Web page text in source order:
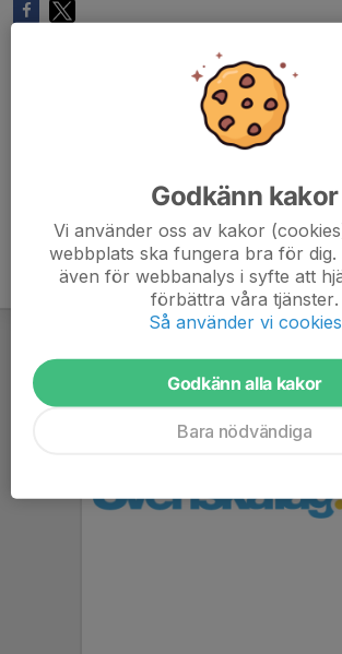
Godkänn kakor
Vi använder oss av kakor
webbplats ska fungera bra för dig.
även för webbanalys i syfte att
förbättra våra tjänster.
Så använder vi cookies
Godkänn alla kakor
Bara nödvändiga